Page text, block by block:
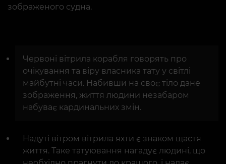
зображеного судна.
Червоні вітрила корабля говорять про
очікування та віру власника тату у світлі
майбутні часи. Набивши на своє тіло дане
зображення, життя людини незабаром
набуває кардинальних змін.
Надуті вітром вітрила яхти є знаком щастя
життя. Таке татуювання нагадує людині, що